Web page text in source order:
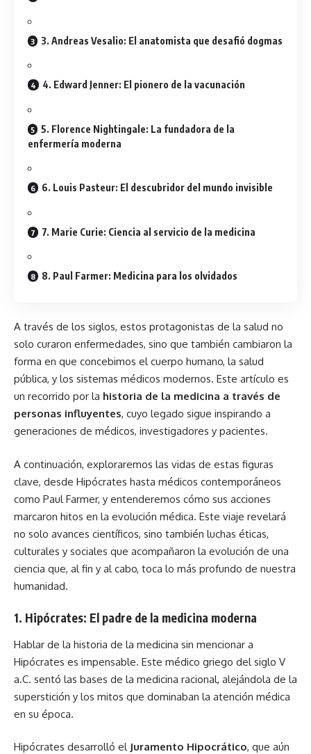
3. Andreas Vesalio: El anatomista que desafió dogmas
4. Edward Jenner: El pionero de la vacunación
5. Florence Nightingale: La fundadora de la
enfermería moderna
6. Louis Pasteur: El descubridor del mundo invisible
7. Marie Curie: Ciencia al servicio de la medicina
8. Paul Farmer: Medicina para los olvidados
A través de los siglos, estos protagonistas de la salud no
solo curaron enfermedades, sino que también cambiaron la
forma en que concebimos el cuerpo humano, la salud
pública, y los sistemas médicos modernos. Este artículo es
un recorrido por la historia de la medicina a través de
personas influyentes, cuyo legado sigue inspirando a
generaciones de médicos, investigadores y pacientes.
A continuación, exploraremos las vidas de estas figuras
clave, desde Hipócrates hasta médicos contemporáneos
como Paul Farmer, y entenderemos cómo sus acciones
marcaron hitos en la evolución médica. Este viaje revelará
no solo avances científicos, sino también luchas éticas,
culturales y sociales que acompañaron la evolución de una
ciencia que, al fin y al cabo, toca lo más profundo de nuestra
humanidad.
1. Hipócrates: El padre de la medicina moderna
Hablar de la historia de la medicina sin mencionar a
Hipócrates es impensable. Este médico griego del siglo V
a.C. sentó las bases de la medicina racional, alejándola de la
superstición y los mitos que dominaban la atención médica
en su época.
Hipócrates desarrolló el Juramento Hipocrático, que aún